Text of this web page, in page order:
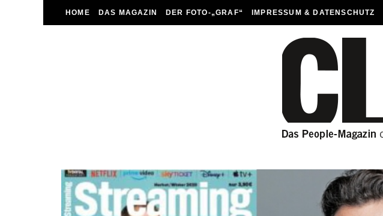
HOME DAS MAGAZIN DER FOTO-„GRAF“ IMPRESSUM & DATENSCHUTZ